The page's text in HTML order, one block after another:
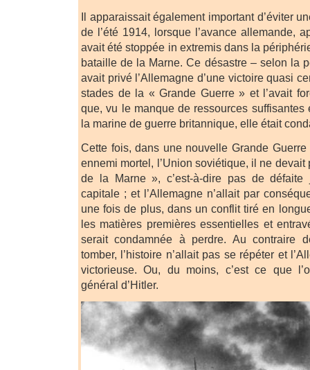
Il apparaissait également important d’éviter
de l’été 1914, lorsque l’avance allemande,
avait été stoppée in extremis dans la
bataille de la Marne. Ce désastre – selon la
avait privé l’Allemagne d’une victoire quasi
stades de la « Grande Guerre » et l’avait
que, vu le manque de ressources
la marine de guerre britannique, elle était
Cette fois, dans une nouvelle Grande
ennemi mortel, l’Union soviétique, il ne
de la Marne », c’est-à-dire pas de
capitale ; et l’Allemagne n’allait par
une fois de plus, dans un conflit tiré en
les matières premières essentielles et
serait condamnée à perdre. Au contraire
tomber, l’histoire n’allait pas se répéter et
victorieuse. Ou, du moins, c’est ce que
général d’Hitler.